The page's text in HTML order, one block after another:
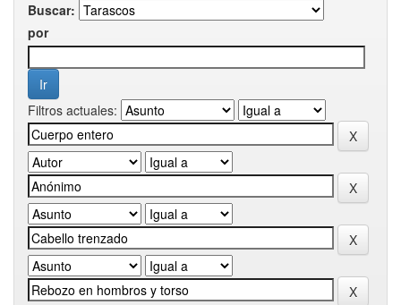
Buscar:
por
Filtros actuales: